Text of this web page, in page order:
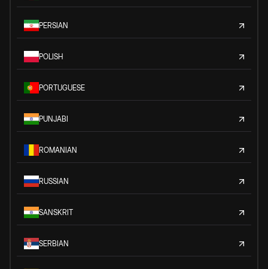
PERSIAN
POLISH
PORTUGUESE
PUNJABI
ROMANIAN
RUSSIAN
SANSKRIT
SERBIAN